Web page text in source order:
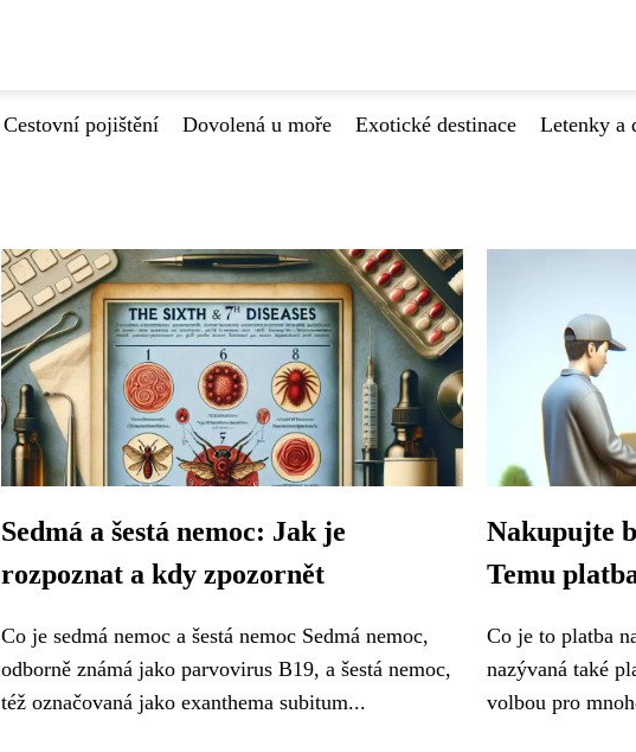
Cestovní pojištění Dovolená u moře Exotické destinace Letenky a
Sedmá a šestá nemoc: Jak je
rozpoznat a kdy zpozornět
Co je sedmá nemoc a šestá nemoc Sedmá nemoc,
odborně známá jako parvovirus B19, a šestá nemoc,
též označovaná jako exanthema subitum...
Nakupujte
Temu
Co je to platba
nazývaná také
volbou pro